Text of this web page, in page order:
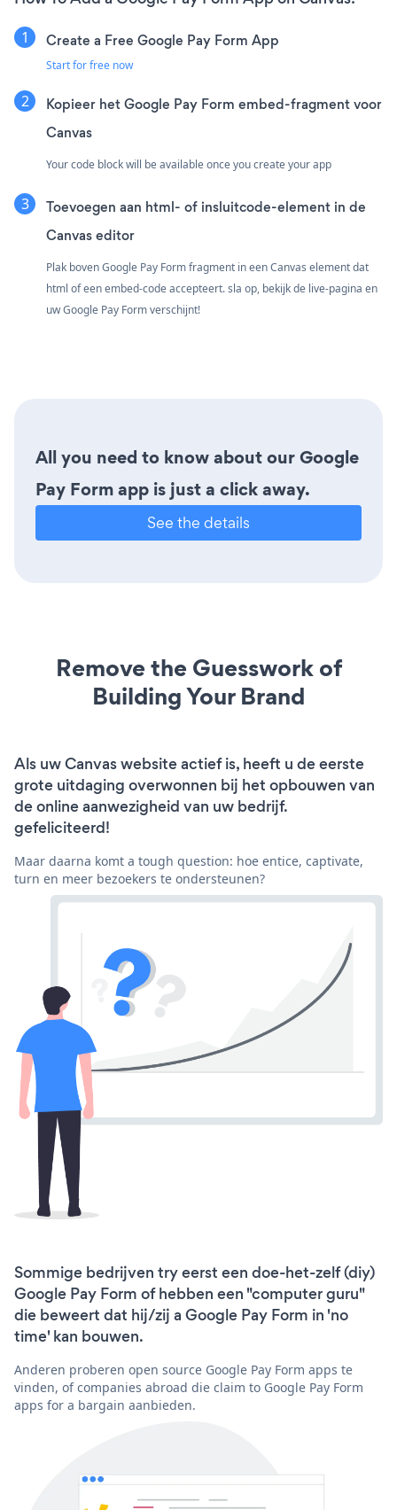
Create a Free Google Pay Form App
Start for free now
Kopieer het Google Pay Form embed-fragment voor
Canvas
Your code block will be available once you create your app
Toevoegen aan html- of insluitcode-element in de
Canvas editor
Plak boven Google Pay Form fragment in een Canvas element dat
html of een embed-code accepteert. sla op, bekijk de live-pagina en
uw Google Pay Form verschijnt!
All you need to know about our Google
Pay Form app is just a click away.
See the details
Remove the Guesswork of
Building Your Brand
Als uw Canvas website actief is, heeft u de eerste
grote uitdaging overwonnen bij het opbouwen van
de online aanwezigheid van uw bedrijf.
gefeliciteerd!
Maar daarna komt a tough question: hoe entice, captivate,
turn en meer bezoekers te ondersteunen?
Sommige bedrijven try eerst een doe-het-zelf (diy)
Google Pay Form of hebben een "computer guru"
die beweert dat hij/zij a Google Pay Form in 'no
time' kan bouwen.
Anderen proberen open source Google Pay Form apps te
vinden, of companies abroad die claim to Google Pay Form
apps for a bargain aanbieden.